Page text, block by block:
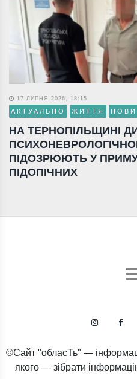
17 ЛИПНЯ 2026, 18:15
АКТУАЛЬНО ЖИТТЯ
НА ТЕРНОПІЛЬЩИНІ
ПІДОЗРЮЮТЬ У
ПІДОПІЧНИХ
©Сайт "обласТь" —
якого — зібрати